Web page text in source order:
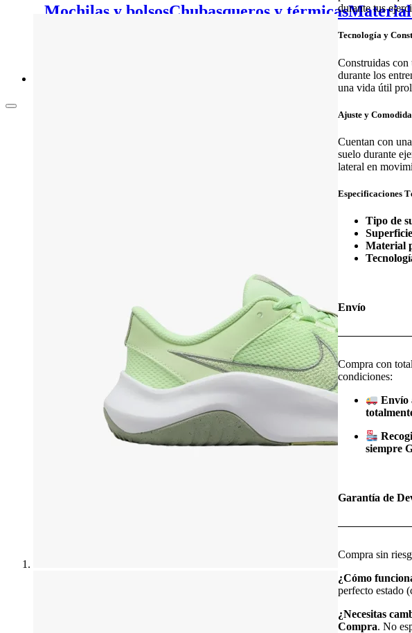
Mochilas y bolsosChubasqueros y térmicasdurante tus
Tecnología y
Construidas con
durante los
una vida útil
Ajuste y
Cuentan con
suelo durante
lateral en
Especificaciones
Tipo de
Material
Envío
Compra con
condiciones:
Envío
siempre
Garantía de
Compra sin
¿Cómo
perfecto estado
¿Necesitas
Compra. No